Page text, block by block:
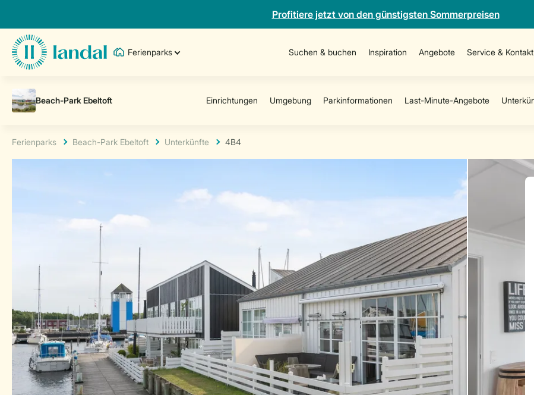
Profitiere jetzt von den günstigsten Sommerpreisen
Ferienparks Suchen & buchen Inspiration Angebote Service & Kontakt
Ferienparks Beach-Park Ebeltoft Unterkünfte 4B4